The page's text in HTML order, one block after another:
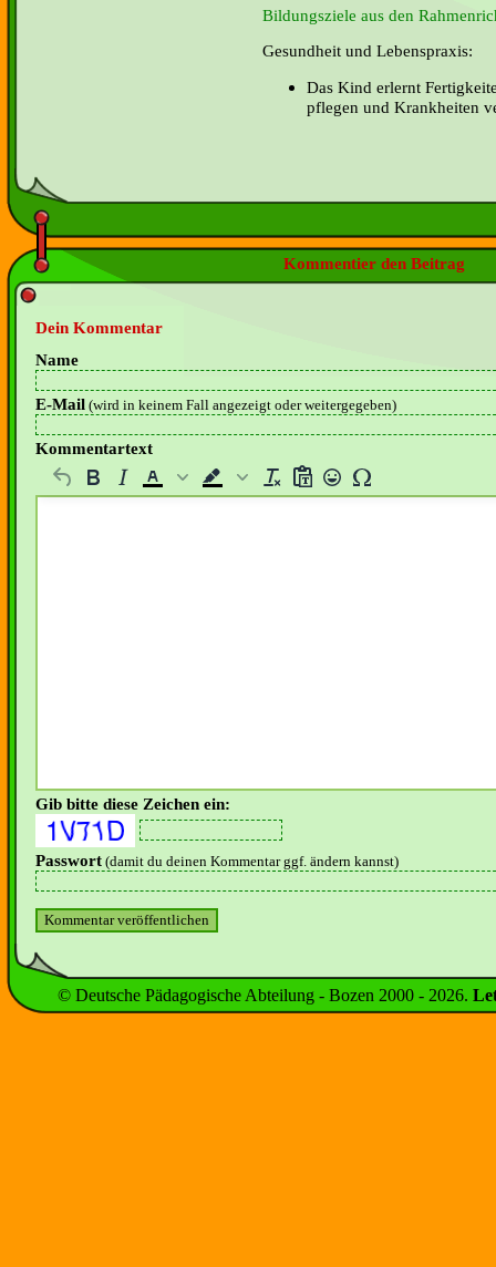
Bildungsziele aus den
Gesundheit und Lebenspraxis:
Das Kind erlernt
pflegen und Krankheiten
Kommentier den Beitrag
Dein Kommentar
Name
E-Mail (wird in keinem Fall angezeigt oder weitergegeben)
Kommentartext
Gib bitte diese Zeichen ein:
Passwort (damit du deinen Kommentar ggf. ändern kannst)
© Deutsche Pädagogische Abteilung - Bozen 2000 - 2026.